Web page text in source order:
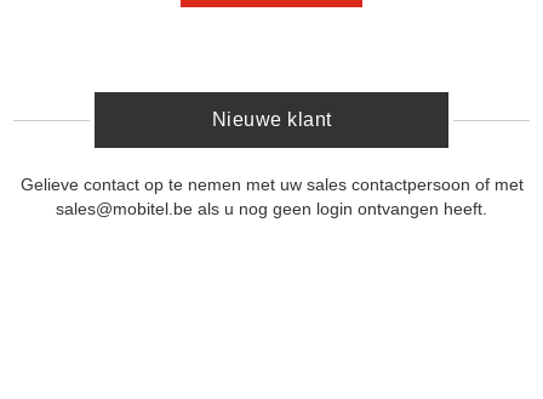
Nieuwe klant
Gelieve contact op te nemen met uw sales contactpersoon of met
sales@mobitel.be als u nog geen login ontvangen heeft.